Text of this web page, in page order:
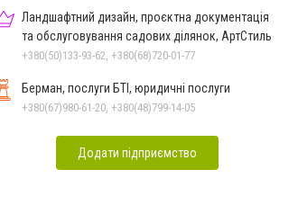
Ландшафтний дизайн, проєктна документація
та обслуговування садових ділянок, АртСтиль
+380(50)133-93-62, +380(68)720-01-77
Берман, послуги БТІ, юридичні послуги
+380(67)980-61-20, +380(48)799-14-05
Додати підприємство